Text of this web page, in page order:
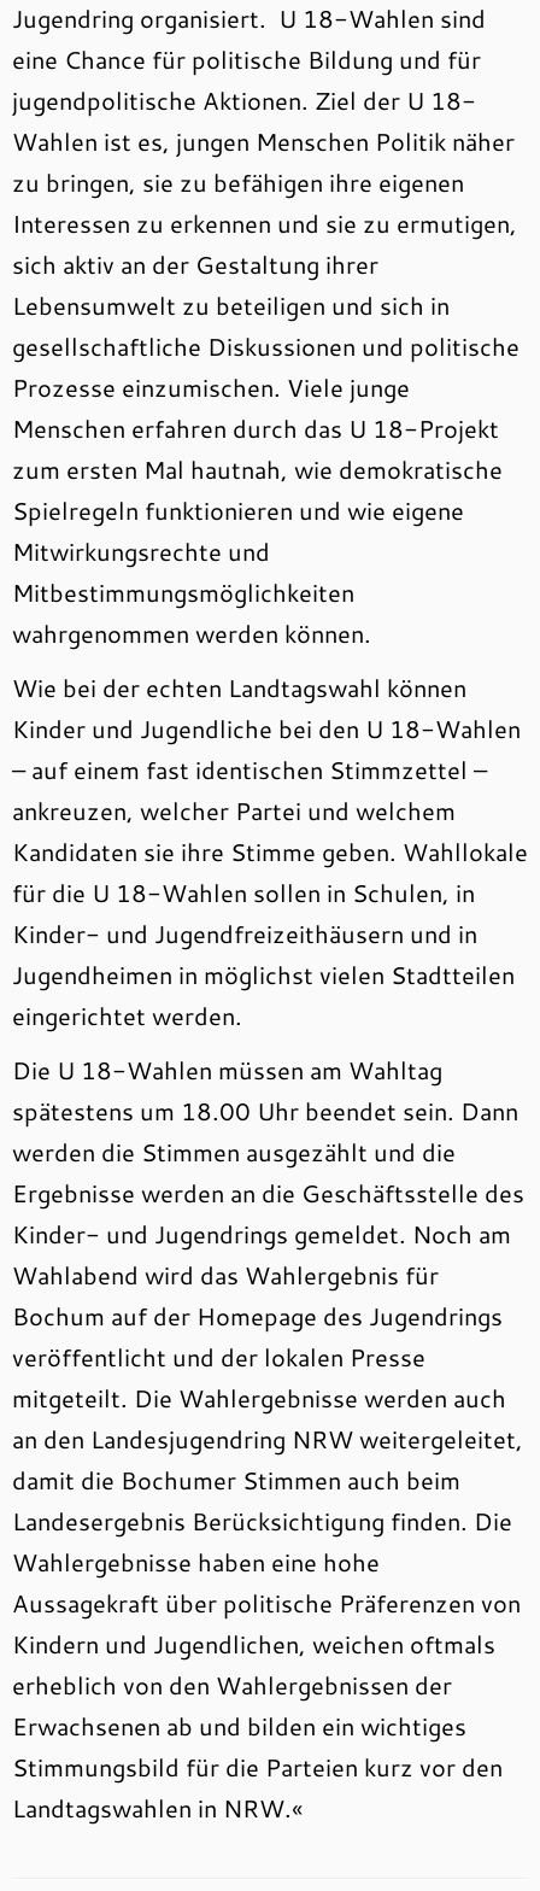
Jugendring organisiert. U 18-Wahlen sind
eine Chance für politische Bildung und für
jugendpolitische Aktionen. Ziel der U 18-
Wahlen ist es, jungen Menschen Politik näher
zu bringen, sie zu befähigen ihre eigenen
Interessen zu erkennen und sie zu ermutigen,
sich aktiv an der Gestaltung ihrer
Lebensumwelt zu beteiligen und sich in
gesellschaftliche Diskussionen und politische
Prozesse einzumischen. Viele junge
Menschen erfahren durch das U 18-Projekt
zum ersten Mal hautnah, wie demokratische
Spielregeln funktionieren und wie eigene
Mitwirkungsrechte und
Mitbestimmungsmöglichkeiten
wahrgenommen werden können.
Wie bei der echten Landtagswahl können
Kinder und Jugendliche bei den U 18-Wahlen
– auf einem fast identischen Stimmzettel –
ankreuzen, welcher Partei und welchem
Kandidaten sie ihre Stimme geben. Wahllokale
für die U 18-Wahlen sollen in Schulen, in
Kinder- und Jugendfreizeithäusern und in
Jugendheimen in möglichst vielen Stadtteilen
eingerichtet werden.
Die U 18-Wahlen müssen am Wahltag
spätestens um 18.00 Uhr beendet sein. Dann
werden die Stimmen ausgezählt und die
Ergebnisse werden an die Geschäftsstelle des
Kinder- und Jugendrings gemeldet. Noch am
Wahlabend wird das Wahlergebnis für
Bochum auf der Homepage des Jugendrings
veröffentlicht und der lokalen Presse
mitgeteilt. Die Wahlergebnisse werden auch
an den Landesjugendring NRW weitergeleitet,
damit die Bochumer Stimmen auch beim
Landesergebnis Berücksichtigung finden. Die
Wahlergebnisse haben eine hohe
Aussagekraft über politische Präferenzen von
Kindern und Jugendlichen, weichen oftmals
erheblich von den Wahlergebnissen der
Erwachsenen ab und bilden ein wichtiges
Stimmungsbild für die Parteien kurz vor den
Landtagswahlen in NRW.«